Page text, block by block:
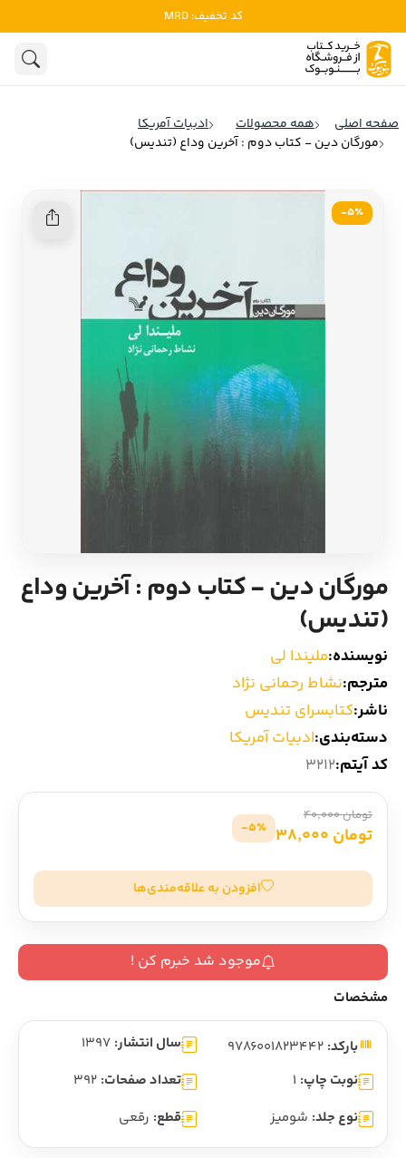
کد تخفیف: MRD
ادبیات
روانشناسی
تاریخ و سیاست
ادبیات آمریکا
ادبیات روسیه
ادبیات آمریکای لاتین
ادبیات آلمان
ادبیات ترکیه
ادبیات آسیا
سایر کشورهای اروپا
ادبیات
صفحه اصلی همه محصولات
ادبیات آمریکا
مورگان دین - کتاب دوم : آخرین وداع (تندیس)
5٪-
مورگان دین - کتاب دوم : آخرین وداع
(تندیس)
نویسنده:ملیندا لی
مترجم:نشاط رحمانی نژاد
ناشر:کتابسرای تندیس
دسته‌بندی:ادبیات آمریکا
کد آیتم:3212
تومان 40,000
تومان 38,000 5٪-
افزودن به علاقه‌مندی‌ها
موجود شد خبرم کن !
مشخصات
بارکد: سال انتشار: 1397
نوبت چاپ: 1 تعداد صفحات: 392
نوع جلد: شومیز قطع: رقعی